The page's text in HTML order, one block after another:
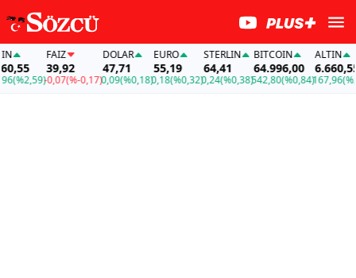
(%2,59)
FAİZ
39,92
-0,07(%-0,17)
DOLAR
47,71
0,09(%0,18)
EURO
55,19
0,18(%0,32)
STERLIN
64,41
0,24(%0,38)
BITCOIN
64.996,00
542,80(%0,84)
ALTIN
6.660,55
167,96